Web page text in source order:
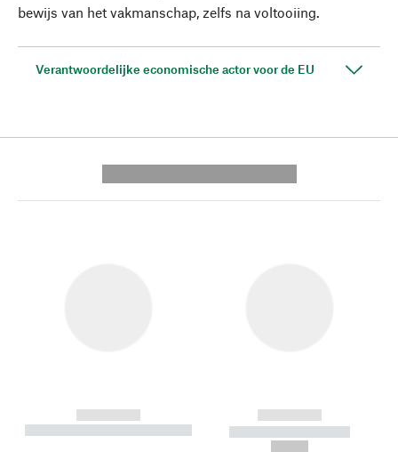
bewijs van het vakmanschap, zelfs na voltooiing.
Verantwoordelijke economische actor voor de EU
------------
----------- ----------- --------
------------
----------- -----------